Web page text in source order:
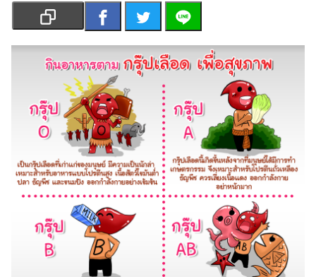
หนัง
Music
Station
ละคร
บันเทิง
เกาหลี
ไลฟ์
ไตล์
ดูด